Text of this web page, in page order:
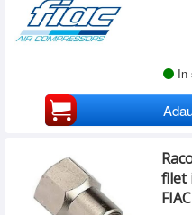
In
filet
FIAC